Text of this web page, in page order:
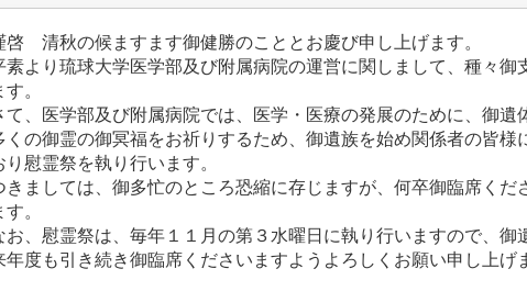
啓 清秋の候ますます御健勝のこととお慶び申し上げます。
より琉球大学医学部及び附属病院の運営に関しまして、種々御
。
、医学部及び附属病院では、医学・医療の発展のために、御遺
くの御霊の御冥福をお祈りするため、御遺族を始め関係者の皆様
り慰霊祭を執り行います。
ましては、御多忙のところ恐縮に存じますが、何卒御臨席くだ
。
、慰霊祭は、毎年１１月の第３水曜日に執り行いますので、御
年度も引き続き御臨席くださいますようよろしくお願い申し上げ